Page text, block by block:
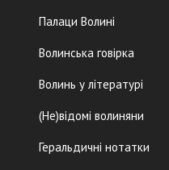
Палаци Волині
Волинська говірка
Волинь у літературі
(Не)відомі волиняни
Геральдичні нотатки